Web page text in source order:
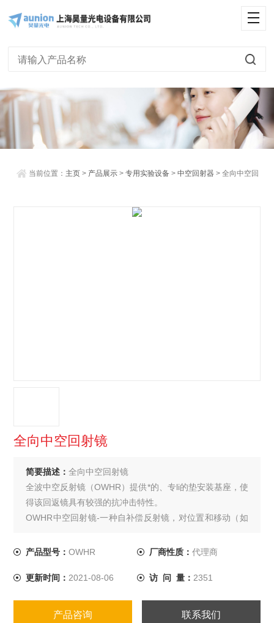
当前位置： 主页 > 产品展示 >专用实验设备 >中空回射器 > 全向中空回
全向中空回射镜
简要描述：全向中空回射镜
全波中空反射镜（OWHR）提供*的、专li的垫安装基座，使
得该回返镜具有较强的抗冲击特性。
OWHR中空回射镜-一种自补偿反射镜，对位置和移动（如
在其上的平行入射光都将以非常高的精度返回。
产品型号：OWHR 厂商性质： 代理商
更新时间： 2021-08-06 访 问 量： 2351
产品咨询 联系我们